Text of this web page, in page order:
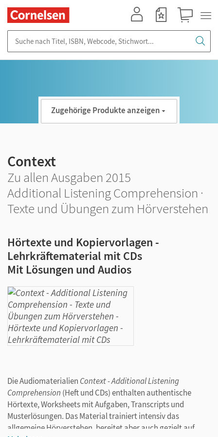
Zugehörige Produkte anzeigen
Context
Zu allen Ausgaben 2015
Additional Listening Comprehension ·
Texte und Übungen zum Hörverstehen
Hörtexte und Kopiervorlagen -
Lehrkräftematerial mit CDs
Mit Lösungen und Audios
Die Audiomaterialien Context - Additional Listening
Comprehension (Heft und CDs) enthalten authentische
Hörtexte, Worksheets mit Aufgaben, Transcripts und
Musterlösungen. Das Material trainiert intensiv das
allgemeine Hörverstehen, bereitet aber auch gezielt auf